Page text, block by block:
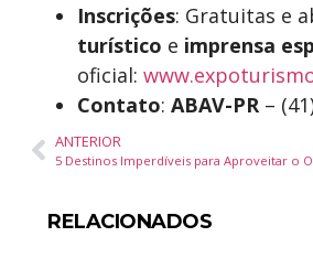
Inscrições: Gratuitas e
turístico e imprensa
oficial:
Contato: ABAV-PR–
ANTERIOR
5 Destinos Imperdíveis para Aproveitar o
RELACIONADOS